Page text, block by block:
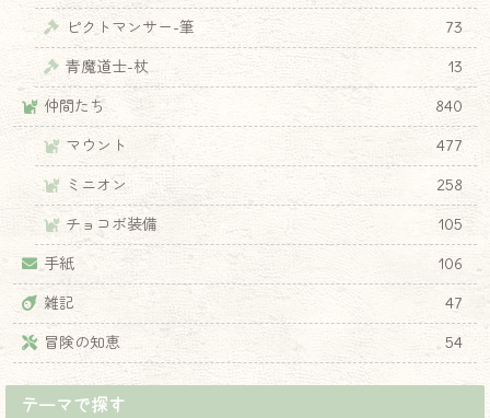
ピクトマンサー-筆
73
青魔道士-杖
13
仲間たち
840
マウント
477
ミニオン
258
チョコボ装備
105
手紙
106
雑記
47
冒険の知恵
54
テーマで探す